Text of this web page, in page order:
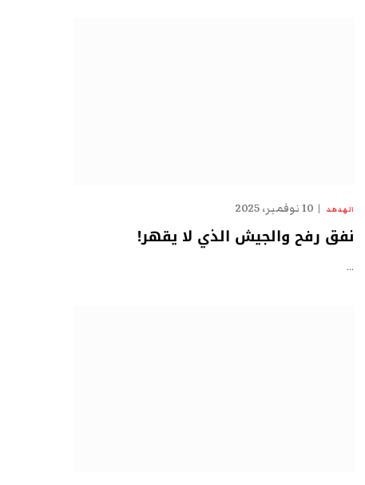
الهدهد 10 نوفمبر، 2025
نفق رفح والجيش الذي لا يقهر!
…